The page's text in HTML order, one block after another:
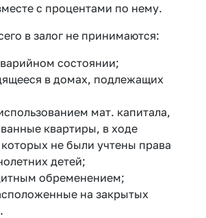
с процентами по нему.
в залог не принимаются:
состоянии;
в домах, подлежащих
мат. капитала,
квартиры, в ходе
не были учтены права
детей;
обременением;
на закрытых